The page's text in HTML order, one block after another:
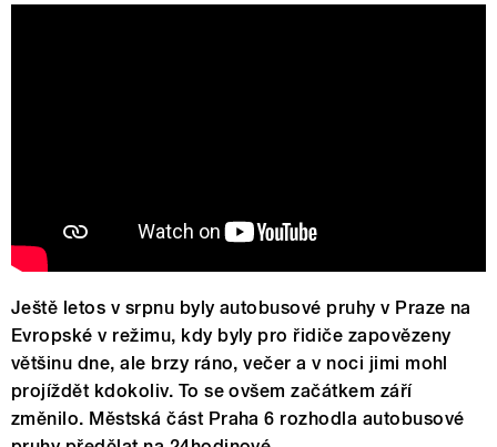
Ještě letos v srpnu byly autobusové pruhy v Praze na
Evropské v režimu, kdy byly pro řidiče zapovězeny
většinu dne, ale brzy ráno, večer a v noci jimi mohl
projíždět kdokoliv. To se ovšem začátkem září
změnilo. Městská část Praha 6 rozhodla autobusové